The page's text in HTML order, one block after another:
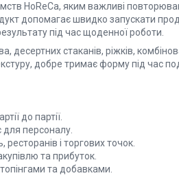
HoReCa, яким важливі
допомагає швидко запускати
під час щоденної роботи.
стаканів, ріжків,
добре тримає форму під час
до партії.
для персоналу.
і торгових точок.
та прибуток.
та добавками.